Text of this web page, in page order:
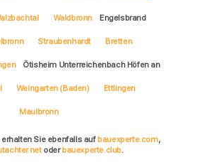
Waldbronn Engelsbrand
Straubenhardt Bretten
Ötisheim Unterreichenbach Höfen an
Weingarten (Baden) Ettlingen
Maulbronn
Sie ebenfalls auf bauexperte.com,
oderbauexperte.club.